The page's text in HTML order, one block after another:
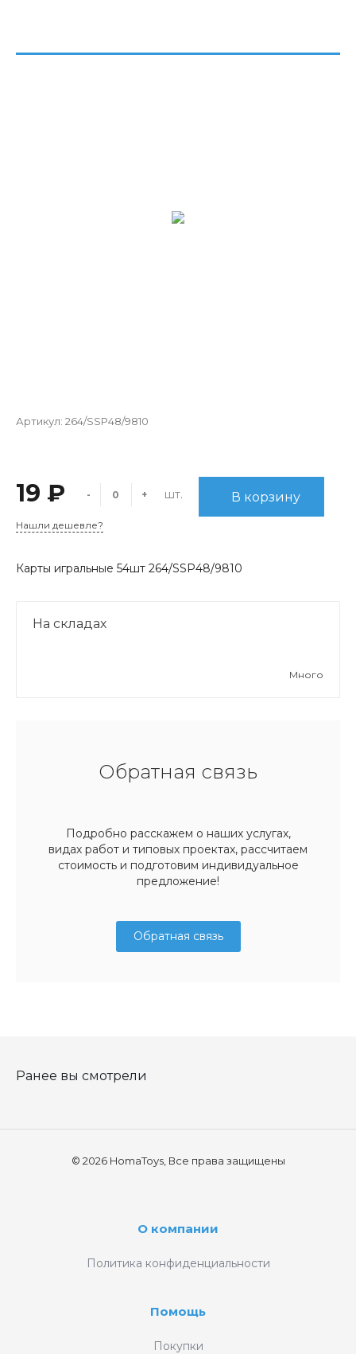
Артикул: 264/SSP48/9810
19 ₽ - + шт. В корзину
Нашли дешевле?
Карты игральные 54шт 264/SSP48/9810
На складах
Много
Обратная связь
Подробно расскажем о наших услугах,
видах работ и типовых проектах, рассчитаем
стоимость и подготовим индивидуальное
предложение!
Обратная связь
Ранее вы смотрели
© 2026 HomaToys, Все права защищены
О компании
Политика конфиденциальности
Помощь
Покупки